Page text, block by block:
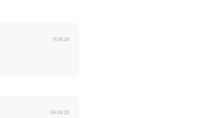
17.06.26
04.06.25